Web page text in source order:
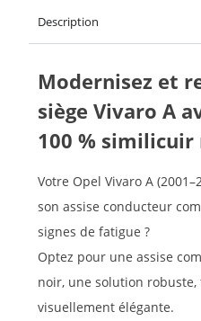
Description
Modernisez et
siège Vivaro A
100 %
Votre Opel Vivaro A
son assise conducteur
signes de fatigue ?
Optez pour une assise
noir, une solution
visuellement élégante.